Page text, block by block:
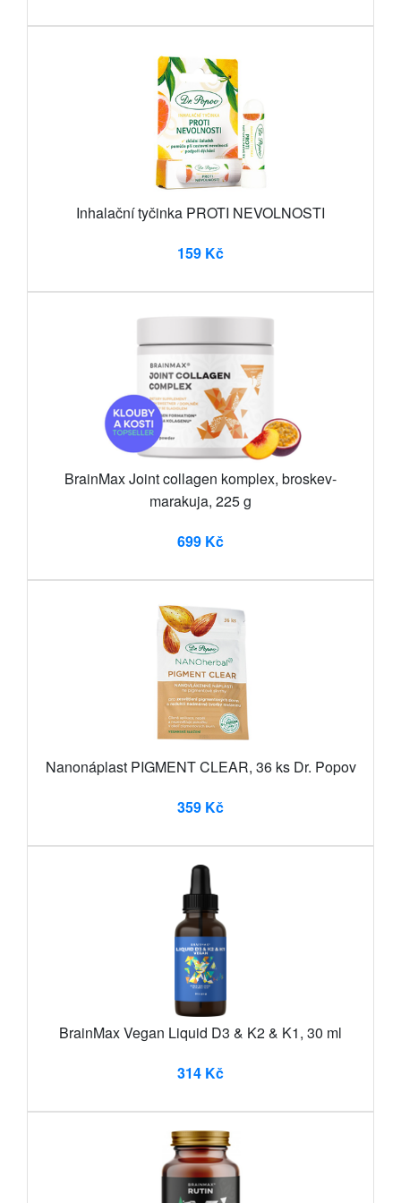
Inhalační tyčinka PROTI NEVOLNOSTI
159 Kč
BrainMax Joint collagen komplex, broskev-
marakuja, 225 g
699 Kč
Nanonáplast PIGMENT CLEAR, 36 ks Dr. Popov
359 Kč
BrainMax Vegan Liquid D3 & K2 & K1, 30 ml
314 Kč